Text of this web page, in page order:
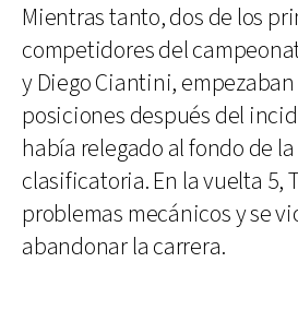
Mientras tanto, dos de los
competidores del
y Diego Ciantini,
posiciones después del
había relegado al fondo de
clasificatoria. En la vuelta 5,
problemas mecánicos y se
abandonar la carrera.